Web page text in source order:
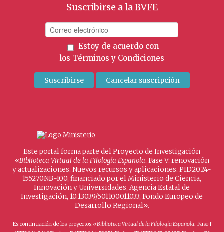
Suscribirse a la BVFE
Estoy de acuerdo con
los Términos y Condiciones
Este portal forma parte del Proyecto de Investigación
«Biblioteca Virtual de la Filología Española. Fase V: renovación
y actualizaciones. Nuevos recursos y aplicaciones. PID2024-
155270NB-I00, financiado por el Ministerio de Ciencia,
Innovación y Universidades, Agencia Estatal de
Investigación, 10.13039/501100011033, Fondo Europeo de
Desarrollo Regional».
Es continuación de los proyectos «Biblioteca Virtual de la Filología Española. Fase I